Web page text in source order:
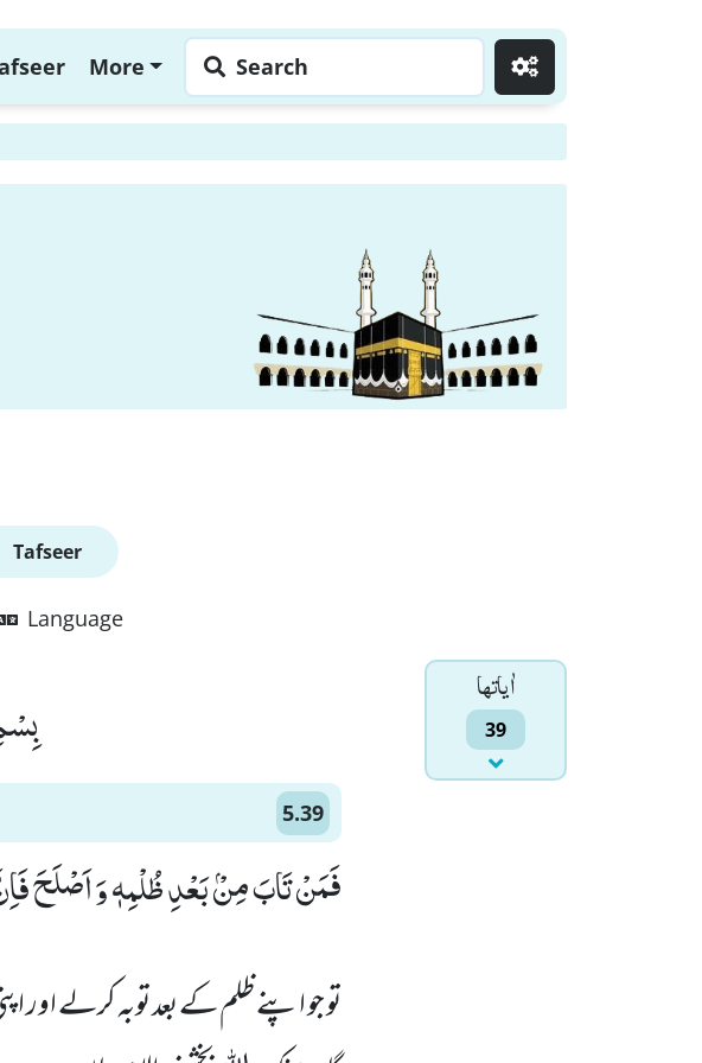
More Search
Tafseer
Language
اٰياتها
39
5.39
فَمَنْ تَابَ مِنْۢ بَعْدِ ظُلْمِهٖ وَ اَصْلَحَ
تو جو اپنے ظلم کے بعد توبہ کرلے اور